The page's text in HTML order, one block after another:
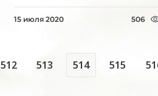
15 июля 2020 506
512 513 514 515